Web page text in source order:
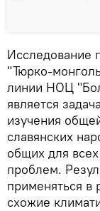
Исследование
"Тюрко-
линии НОЦ
является
изучения
славянских
общих для
проблем.
применяться в
схожие